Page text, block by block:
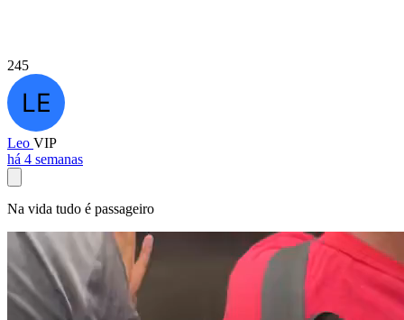
245
Leo VIP
há 4 semanas
Na vida tudo é passageiro